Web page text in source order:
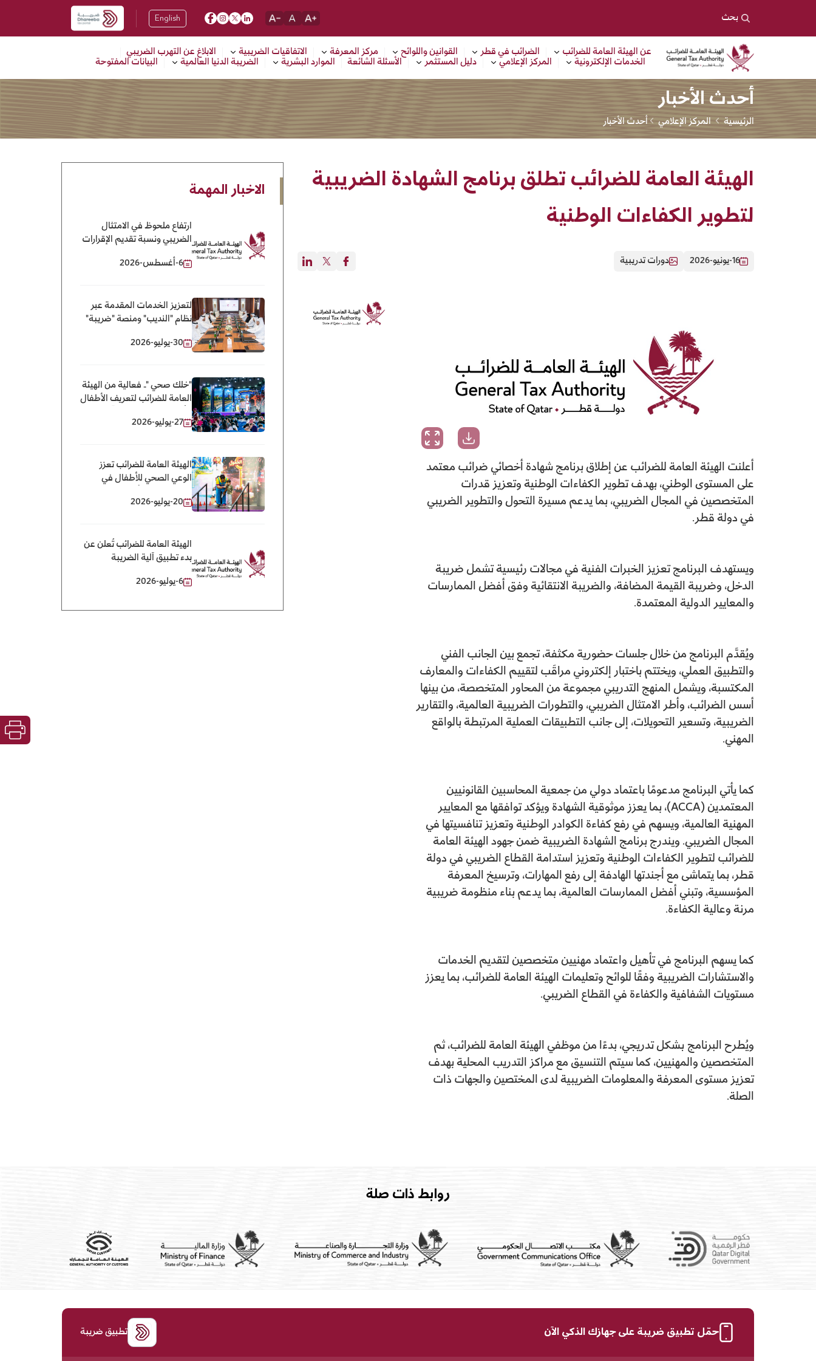
الهيئة العامة للضرائب
بحث
English
عن الهيئة العامة للضرائب الضرائب في قطر القوانين واللوائح مركز المعرفة الاتفاقيات الضريبية
الابلاغ عن التهرب الضريبي
الخدمات الإلكترونية
المركز الإعلامي دليل المستثمر الأسئلة الشائعة الموارد البشرية الضريبة الدنيا العالمية البيانات المفتوحة
أحدث الأخبار
الرئيسية المركز الإعلامي أحدث الأخبار
الهيئة العامة للضرائب تطلق برنامج الشهادة الضريبية
لتطوير الكفاءات الوطنية
16-يونيو-2026 دورات تدريبية
أعلنت الهيئة العامة للضرائب عن إطلاق برنامج شهادة أخصائي ضرائب معتمد
على المستوى الوطني، بهدف تطوير الكفاءات الوطنية وتعزيز قدرات
المتخصصين في المجال الضريبي، بما يدعم مسيرة التحول والتطوير الضريبي
في دولة قطر.
ويستهدف البرنامج تعزيز الخبرات الفنية في مجالات رئيسية تشمل ضريبة
الدخل، وضريبة القيمة المضافة، والضريبة الانتقائية وفق أفضل الممارسات
والمعايير الدولية المعتمدة.
ويُقدَّم البرنامج من خلال جلسات حضورية مكثفة، تجمع بين الجانب الفني
والتطبيق العملي، ويختتم باختبار إلكتروني مراقَب لتقييم الكفاءات والمعارف
المكتسبة، ويشمل المنهج التدريبي مجموعة من المحاور المتخصصة، من بينها
أسس الضرائب، وأطر الامتثال الضريبي، والتطورات الضريبية العالمية، والتقارير
الضريبية، وتسعير التحويلات، إلى جانب التطبيقات العملية المرتبطة بالواقع
المهني.
كما يأتي البرنامج مدعومًا باعتماد دولي من جمعية المحاسبين القانونيين
المعتمدين (ACCA)، بما يعزز موثوقية الشهادة ويؤكد توافقها مع المعايير
المهنية العالمية، ويسهم في رفع كفاءة الكوادر الوطنية وتعزيز تنافسيتها في
المجال الضريبي. ويندرج برنامج الشهادة الضريبية ضمن جهود الهيئة العامة
للضرائب لتطوير الكفاءات الوطنية وتعزيز استدامة القطاع الضريبي في دولة
قطر، بما يتماشى مع أجندتها الهادفة إلى رفع المهارات، وترسيخ المعرفة
المؤسسية، وتبني أفضل الممارسات العالمية، بما يدعم بناء منظومة ضريبية
مرنة وعالية الكفاءة.
كما يسهم البرنامج في تأهيل واعتماد مهنيين متخصصين لتقديم الخدمات
والاستشارات الضريبية وفقًا للوائح وتعليمات الهيئة العامة للضرائب، بما يعزز
مستويات الشفافية والكفاءة في القطاع الضريبي.
ويُطرح البرنامج بشكل تدريجي، بدءًا من موظفي الهيئة العامة للضرائب، ثم
المتخصصين والمهنيين، كما سيتم التنسيق مع مراكز التدريب المحلية بهدف
تعزيز مستوى المعرفة والمعلومات الضريبية لدى المختصين والجهات ذات
الصلة.
الاخبار المهمة
ارتفاع ملحوظ في الامتثال
الضريبي ونسبة تقديم الإقرارات
الضريبية لعام 2025
6-أغسطس-2026
لتعزيز الخدمات المقدمة عبر
نظام "النديب" ومنصة "ضريبة"
حزمة جديدة من الخدمات
30-يوليو-2026
"خلك صحي ".. فعالية من الهيئة
العامة للضرائب لتعريف الأطفال
27-يوليو-2026
الهيئة العامة للضرائب تعزز
الوعي الصحي للأطفال في
20-يوليو-2026
الهيئة العامة للضرائب تُعلن عن
بدء تطبيق آلية الضريبة
المُحلّاة
6-يوليو-2026
روابط ذات صلة
حمّل تطبيق ضريبة على جهازك الذكي الآن تطبيق ضريبة